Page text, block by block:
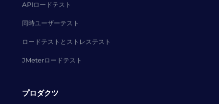
APIロードテスト
同時ユーザーテスト
ロードテストとストレステスト
JMeterロードテスト
プロダクツ